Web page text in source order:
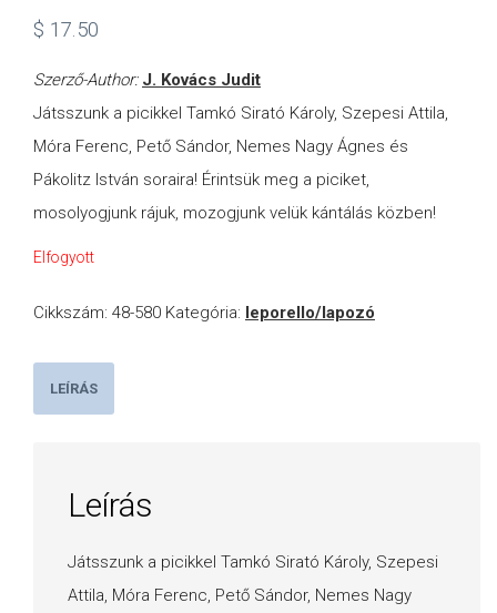
$ 17.50
Szerző-Author: J. Kovács Judit
Játsszunk a picikkel Tamkó Sirató Károly, Szepesi Attila,
Móra Ferenc, Pető Sándor, Nemes Nagy Ágnes és
Pákolitz István soraira! Érintsük meg a piciket,
mosolyogjunk rájuk, mozogjunk velük kántálás közben!
Elfogyott
Cikkszám: 48-580 Kategória: leporello/lapozó
LEÍRÁS
Leírás
Játsszunk a picikkel Tamkó Sirató Károly, Szepesi
Attila, Móra Ferenc, Pető Sándor, Nemes Nagy